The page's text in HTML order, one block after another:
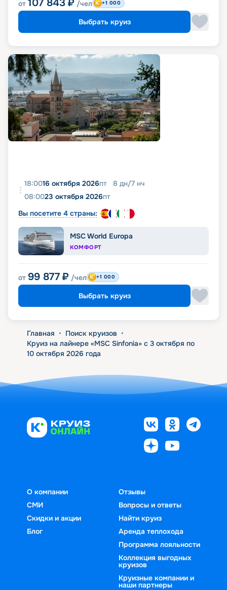
от 107 843 ₽ /чел +1 000
Выбрать круиз
18:0016 октября 2026пт 8 дн/7 нч
08:0023 октября 2026пт
Вы посетите 4 страны:
MSC World Europa
КОМФОРТ
от 99 877 ₽ /чел +1 000
Выбрать круиз
Главная • Поиск круизов •
Круиз на лайнере «MSC Sinfonia» с 3 октября по
10 октября 2026 года
О компании
СМИ
Скидки и акции
Блог
Отзывы
Вопросы и ответы
Найти круиз
Аренда теплохода
Программа лояльности
Коллекция выгодных
круизов
Круизные компании и
наши партнеры